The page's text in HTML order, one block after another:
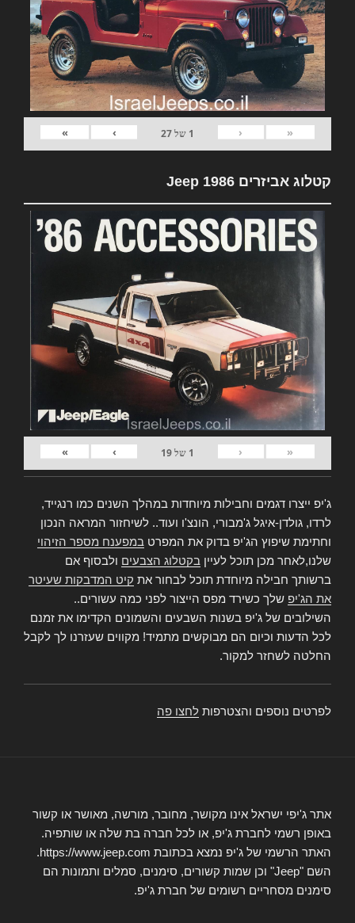
«
‹
1 של27
›
»
קטלוג אביזרים Jeep 1986
«
‹
1 של19
›
»
ג'יפ ייצרו דגמים וחבילות מיוחדות במהלך השנים כמו רנגייד,
לרדו, גולדן-איגל ג'מבורי, הונצ'ו ועוד.. לשיחזור המראה הנכון
וחתימת שיפוץ הג'יפ בדוק את המפרט במפענח מספר הזיהוי
שלנו,לאחר מכן תוכל לעיין בקטלוג הצבעים ולבסוף אם
ברשותך חבילה מיוחדת תוכל לבחור את קיט המדבקות שעיטר
את הג'יפ שלך כשירד מפס הייצור לפני כמה עשורים..
השילובים של ג'יפ בשנות השבעים והשמונים הקדימו את זמנם
לכל הדעות וכיום הם מבוקשים מתמיד! מקווים שעזרנו לך לקבל
החלטה לשחזר למקור.
לפרטים נוספים והצטרפות לחצו פה
אתר ג'יפי ישראל אינו מקושר, מחובר, מורשה, מאושר או קשור
באופן רשמי לחברת ג'יפ, או לכל חברה בת שלה או שותפיה.
האתר הרשמי של ג'יפ נמצא בכתובת https://www.jeep.com.
השם "Jeep" וכן שמות קשורים, סימנים, סמלים ותמונות הם
סימנים מסחריים רשומים של חברת ג'יפ.